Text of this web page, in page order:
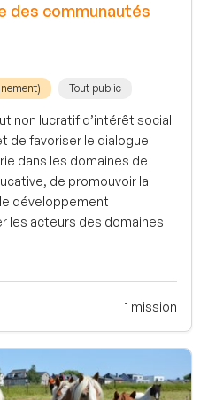
des communautés
Tout public
non lucratif d’intérêt social
de favoriser le dialogue
dans les domaines de
de promouvoir la
développement
les acteurs des domaines
1 mission